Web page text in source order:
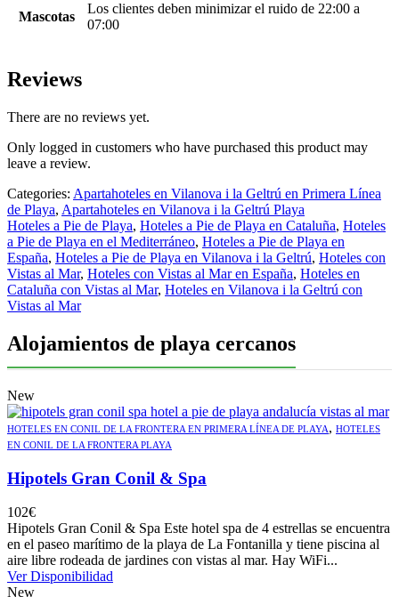
Mascotas
Los clientes deben minimizar el ruido de 22:00 a
07:00
Reviews
There are no reviews yet.
Only logged in customers who have purchased this product may
leave a review.
Categories: Apartahoteles en Vilanova i la Geltrú en Primera Línea
de Playa, Apartahoteles en Vilanova i la Geltrú Playa
Hoteles a Pie de Playa, Hoteles a Pie de Playa en Cataluña, Hoteles
a Pie de Playa en el Mediterráneo, Hoteles a Pie de Playa en
España, Hoteles a Pie de Playa en Vilanova i la Geltrú, Hoteles con
Vistas al Mar, Hoteles con Vistas al Mar en España, Hoteles en
Cataluña con Vistas al Mar, Hoteles en Vilanova i la Geltrú con
Vistas al Mar
Alojamientos de playa cercanos
New
HOTELES EN CONIL DE LA FRONTERA EN PRIMERA LÍNEA DE PLAYA, HOTELES
EN CONIL DE LA FRONTERA PLAYA
Hipotels Gran Conil & Spa
102€
Hipotels Gran Conil & Spa Este hotel spa de 4 estrellas se encuentra
en el paseo marítimo de la playa de La Fontanilla y tiene piscina al
aire libre rodeada de jardines con vistas al mar. Hay WiFi...
Ver Disponibilidad
New